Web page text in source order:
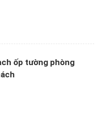
ốp tường phòng